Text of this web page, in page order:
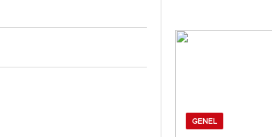
GENEL